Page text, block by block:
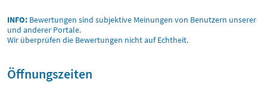
INFO: Bewertungen sind subjektive Meinungen von Benutzern unserer
und anderer Portale.
Wir überprüfen die Bewertungen nicht auf Echtheit.
Öffnungszeiten